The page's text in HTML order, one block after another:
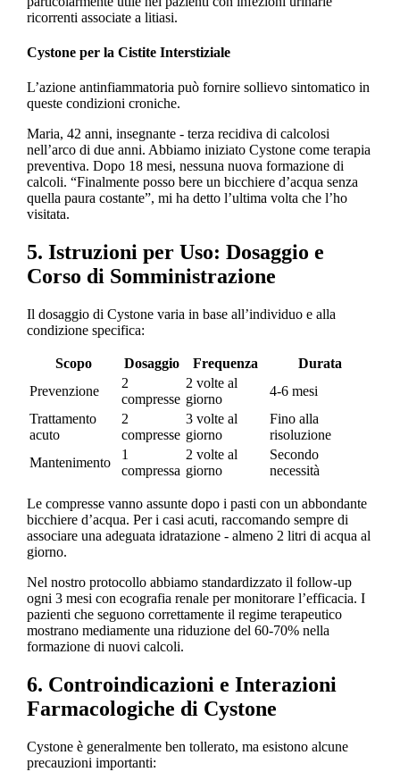
ricorrenti associate a litiasi.
Cystone per la Cistite Interstiziale
L’azione antinfiammatoria può fornire sollievo sintomatico in
queste condizioni croniche.
Maria, 42 anni, insegnante - terza recidiva di calcolosi
nell’arco di due anni. Abbiamo iniziato Cystone come terapia
preventiva. Dopo 18 mesi, nessuna nuova formazione di
calcoli. “Finalmente posso bere un bicchiere d’acqua senza
quella paura costante”, mi ha detto l’ultima volta che l’ho
visitata.
5. Istruzioni per Uso: Dosaggio e
Corso di Somministrazione
Il dosaggio di Cystone varia in base all’individuo e alla
condizione specifica:
Scopo Dosaggio Frequenza
Durata
Prevenzione
2
compresse
2 volte al
giorno
4-6 mesi
Trattamento
acuto
2
compresse
3 volte al
giorno
Fino alla
risoluzione
Mantenimento
1
compressa
2 volte al
giorno
Secondo
necessità
Le compresse vanno assunte dopo i pasti con un abbondante
bicchiere d’acqua. Per i casi acuti, raccomando sempre di
associare una adeguata idratazione - almeno 2 litri di acqua al
giorno.
Nel nostro protocollo abbiamo standardizzato il follow-up
ogni 3 mesi con ecografia renale per monitorare l’efficacia. I
pazienti che seguono correttamente il regime terapeutico
mostrano mediamente una riduzione del 60-70% nella
formazione di nuovi calcoli.
6. Controindicazioni e Interazioni
Farmacologiche di Cystone
Cystone è generalmente ben tollerato, ma esistono alcune
precauzioni importanti: